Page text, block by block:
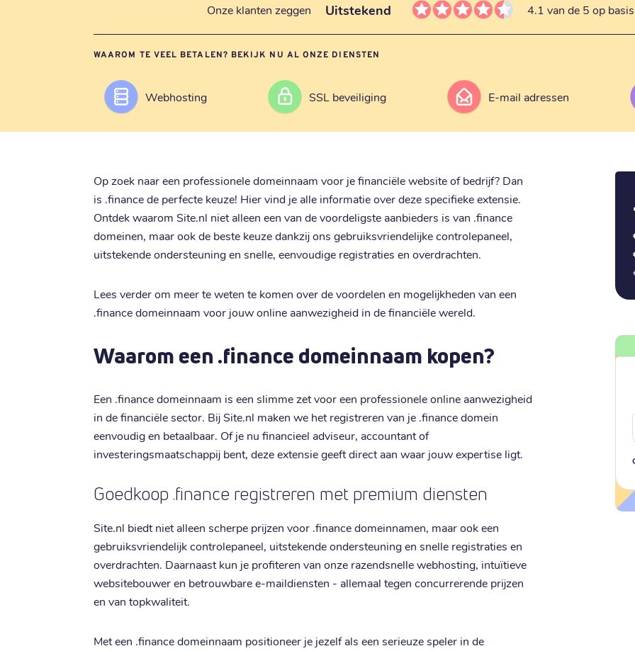
Onze klanten zeggen Uitstekend 4.1 van de 5 op
WAAROM TE VEEL BETALEN? BEKIJK NU AL ONZE DIENSTEN
Webhosting SSL beveiliging E-mail adressen
Op zoek naar een professionele domeinnaam voor je financiële website of bedrijf? Dan
is .finance de perfecte keuze! Hier vind je alle informatie over deze specifieke extensie.
Ontdek waarom Site.nl niet alleen een van de voordeligste aanbieders is van .finance
domeinen, maar ook de beste keuze dankzij ons gebruiksvriendelijke controlepaneel,
uitstekende ondersteuning en snelle, eenvoudige registraties en overdrachten.
Lees verder om meer te weten te komen over de voordelen en mogelijkheden van een
.finance domeinnaam voor jouw online aanwezigheid in de financiële wereld.
Waarom een .finance domeinnaam kopen?
Een .finance domeinnaam is een slimme zet voor een professionele online aanwezigheid
in de financiële sector. Bij Site.nl maken we het registreren van je .finance domein
eenvoudig en betaalbaar. Of je nu financieel adviseur, accountant of
investeringsmaatschappij bent, deze extensie geeft direct aan waar jouw expertise ligt.
Goedkoop .finance registreren met premium diensten
Site.nl biedt niet alleen scherpe prijzen voor .finance domeinnamen, maar ook een
gebruiksvriendelijk controlepaneel, uitstekende ondersteuning en snelle registraties en
overdrachten. Daarnaast kun je profiteren van onze razendsnelle webhosting, intuïtieve
websitebouwer en betrouwbare e-maildiensten - allemaal tegen concurrerende prijzen
en van topkwaliteit.
Met een .finance domeinnaam positioneer je jezelf als een serieuze speler in de